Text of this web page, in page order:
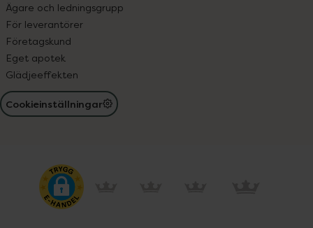
Ägare och ledningsgrupp
För leverantörer
Företagskund
Eget apotek
Glädjeeffekten
Cookieinställningar